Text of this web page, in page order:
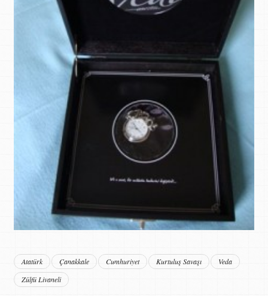
Atatürk Çanakkale Cumhuriyet Kurtuluş Savaşı
Veda
Zülfü Livaneli